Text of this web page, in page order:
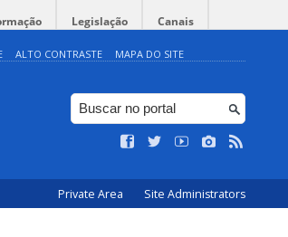
Legislação Canais
ALTO CONTRASTE MAPA DO SITE
Private Area Site Administrators